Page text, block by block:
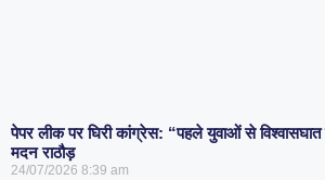
पेपर लीक पर घिरी कांग्रेस: “पहले युवाओं से
मदन राठौड़
24/07/2026 8:39 am